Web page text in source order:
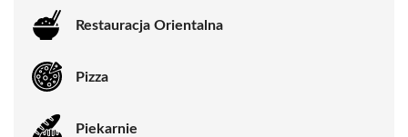
Restauracja Orientalna
Pizza
Piekarnie